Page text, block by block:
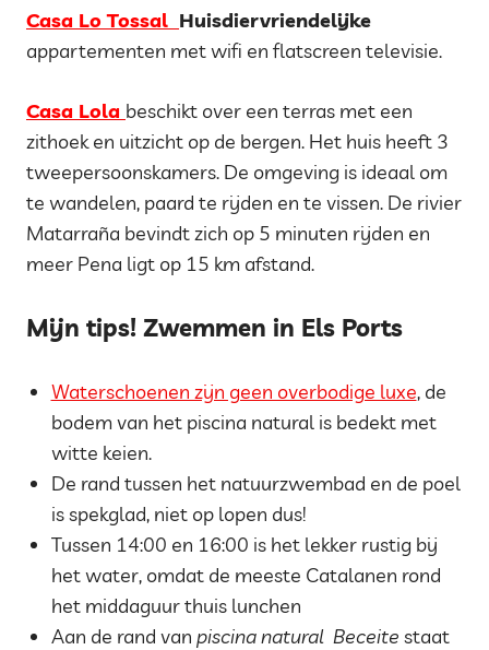
Casa Lo Tossal Huisdiervriendelijke
appartementen met wifi en flatscreen televisie.
Casa Lola beschikt over een terras met een
zithoek en uitzicht op de bergen. Het huis heeft 3
tweepersoonskamers. De omgeving is ideaal om
te wandelen, paard te rijden en te vissen. De rivier
Matarraña bevindt zich op 5 minuten rijden en
meer Pena ligt op 15 km afstand.
Mijn tips! Zwemmen in Els Ports
Waterschoenen zijn geen overbodige luxe, de
bodem van het piscina natural is bedekt met
witte keien.
De rand tussen het natuurzwembad en de poel
is spekglad, niet op lopen dus!
Tussen 14:00 en 16:00 is het lekker rustig bij
het water, omdat de meeste Catalanen rond
het middaguur thuis lunchen
Aan de rand van piscina natural Beceite staat